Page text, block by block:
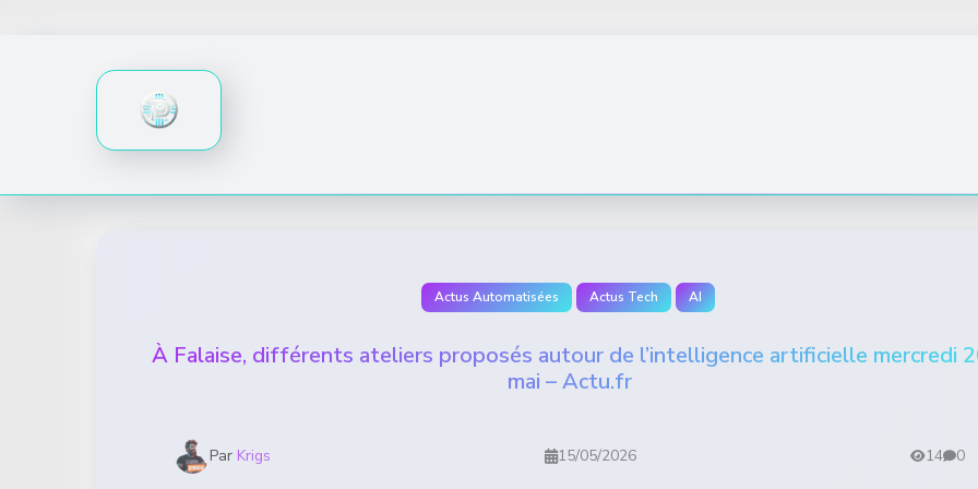
Actus Automatisées Actus Tech AI
À Falaise, différents ateliers proposés autour de l’intelligence artificielle mercredi
mai – Actu.fr
Par Krigs 15/05/2026 14 0